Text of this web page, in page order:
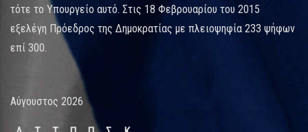
τότε το Υπουργείο αυτό. Στις 18 Φεβρουαρίου του 2015
εξελέγη Πρόεδρος της Δημοκρατίας με πλειοψηφία 233 ψήφων
επί 300.
Αύγουστος 2026